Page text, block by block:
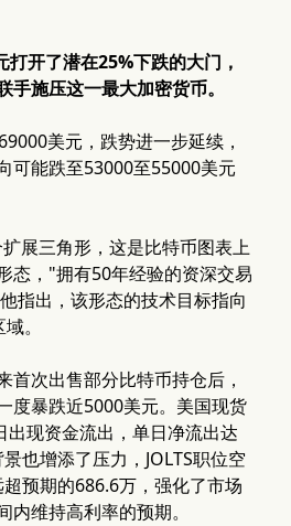
开了潜在25%下跌的大门，
手施压这一最大加密货币。
美元，跌势进一步延续，
可能跌至53000至55000美元
展三角形，这是比特币图表上
态，"拥有50年经验的资深交易
指出，该形态的技术目标指向
。
次出售部分比特币持仓后，
度暴跌近5000美元。美国现货
出现资金流出，单日净流出达
也增添了压力，JOLTS职位空
预期的686.6万，强化了市场
维持高利率的预期。